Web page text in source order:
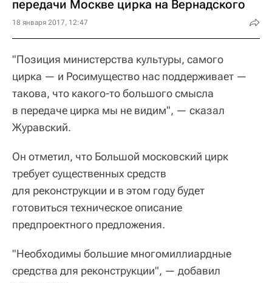
передачи Москве цирка на Вернадского
18 января 2017, 12:47
"Позиция министерства культуры, самого
цирка — и Росимущество нас поддерживает —
такова, что какого-то большого смысла
в передаче цирка мы не видим", — сказал
Журавский.
Он отметил, что Большой московский цирк
требует существенных средств
для реконструкции и в этом году будет
готовиться техническое описание
предпроектного предложения.
"Необходимы большие многомиллиардные
средства для реконструкции", — добавил